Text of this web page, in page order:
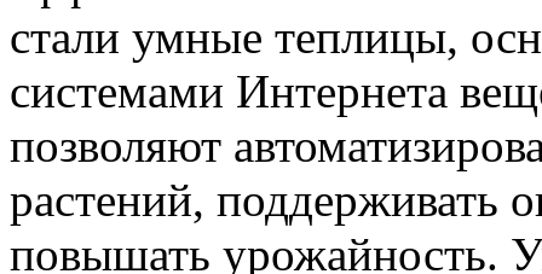
стали умные теплицы,
системами Интернета
позволяют
растений, поддерживать
повышать урожайность.